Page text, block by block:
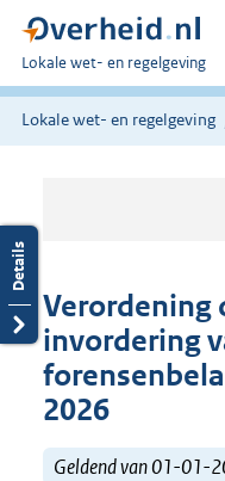
U
bent
hier:
Lokale wet- en regelgeving
Lokale wet- en regelgeving
Verordening
invordering
2026
Geldend van 01-01-